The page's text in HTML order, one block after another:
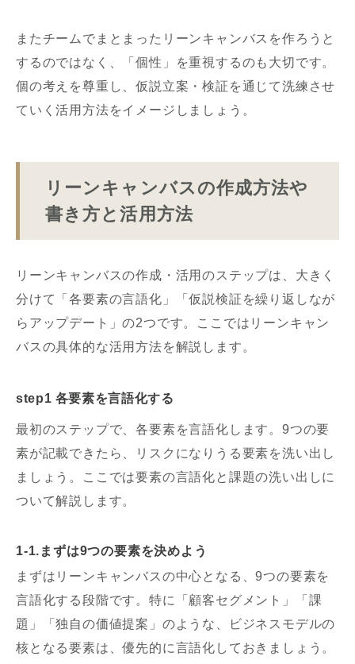
またチームでまとまったリーンキャンバスを作ろうと
するのではなく、「個性」を重視するのも大切です。
個の考えを尊重し、仮説立案・検証を通じて洗練させ
ていく活用方法をイメージしましょう。
リーンキャンバスの作成方法や
書き方と活用方法
リーンキャンバスの作成・活用のステップは、大きく
分けて「各要素の言語化」「仮説検証を繰り返しなが
らアップデート」の2つです。ここではリーンキャン
バスの具体的な活用方法を解説します。
step1 各要素を言語化する
最初のステップで、各要素を言語化します。9つの要
素が記載できたら、リスクになりうる要素を洗い出し
ましょう。ここでは要素の言語化と課題の洗い出しに
ついて解説します。
1-1.まずは9つの要素を決めよう
まずはリーンキャンバスの中心となる、9つの要素を
言語化する段階です。特に「顧客セグメント」「課
題」「独自の価値提案」のような、ビジネスモデルの
核となる要素は、優先的に言語化しておきましょう。